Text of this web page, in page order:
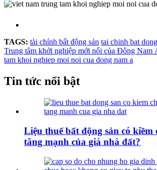
TAGS: tài chính bất động sản tai chinh bat
Trung tâm khởi nghiệp mới nổi của Đông Nam
tam khoi nghiep moi noi cua dong nam a
Tin tức nổi bật
Liệu thuế bất động sản có kiềm
tăng mạnh của giá nhà đất?